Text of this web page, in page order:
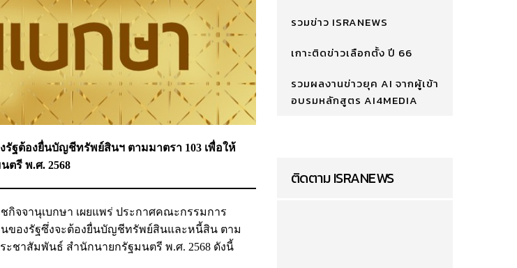
ฐต้องยื่นบัญชีทรัพย์สินฯ ตามมาตรา 103 เพื่อให้
รี พ.ศ. 2568
กิจจานุเบกษา เผยแพร่ ประกาศคณะกรรมการ
ของรัฐซึ่งจะต้องยื่นบัญชีทรัพย์สินและหนี้สิน ตาม
ะชาสัมพันธ์ สำนักนายกรัฐมนตรี พ.ศ. 2568 ดังนี้
รวมข่าว ISRANEWS
เกาะติดข่าวเลือกตั้ง ปี 66
รวมผลงานข่าวยุค AI จากผู้เข้า
อบรมหลักสูตร AI4MEDIA
ติดตาม ISRANEWS